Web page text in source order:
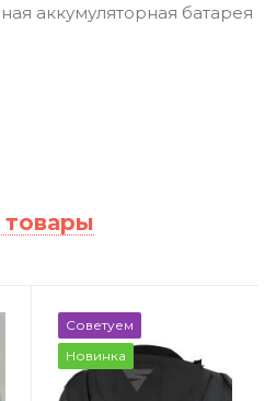
аккумуляторная батарея
Советуем
Новинка